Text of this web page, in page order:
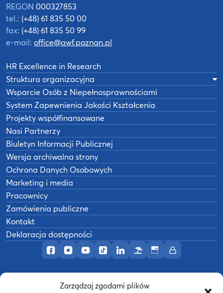
Zarządzaj zgodami plików
Profil AWF Poznań w serwisie Facebook
Profil AWF Poznań w serwisie Instagram
Profil AWF Poznań w serwisie YouTube
Profil AWF Poznań w serwisie
Profil AWF Poznań w
OśrodekBiuletynIntranet
REGON 000327853
tel.: (+48) 61 835 50 00
fax: (+48) 61 835 50 99
e-mail: office@awf.poznan.pl
HR Excellence in Research
Struktura organizacyjna
Wsparcie Osób z Niepełnosprawnościami
System Zapewnienia Jakości Kształcenia
Projekty współfinansowane
Nasi Partnerzy
Biuletyn Informacji Publicznej
Wersja archiwalna strony
Ochrona Danych Osobowych
Marketing i media
Pracownicy
Zamówienia publiczne
Kontakt
Deklaracja dostępności
Akademia Wychowania Fizycznego w